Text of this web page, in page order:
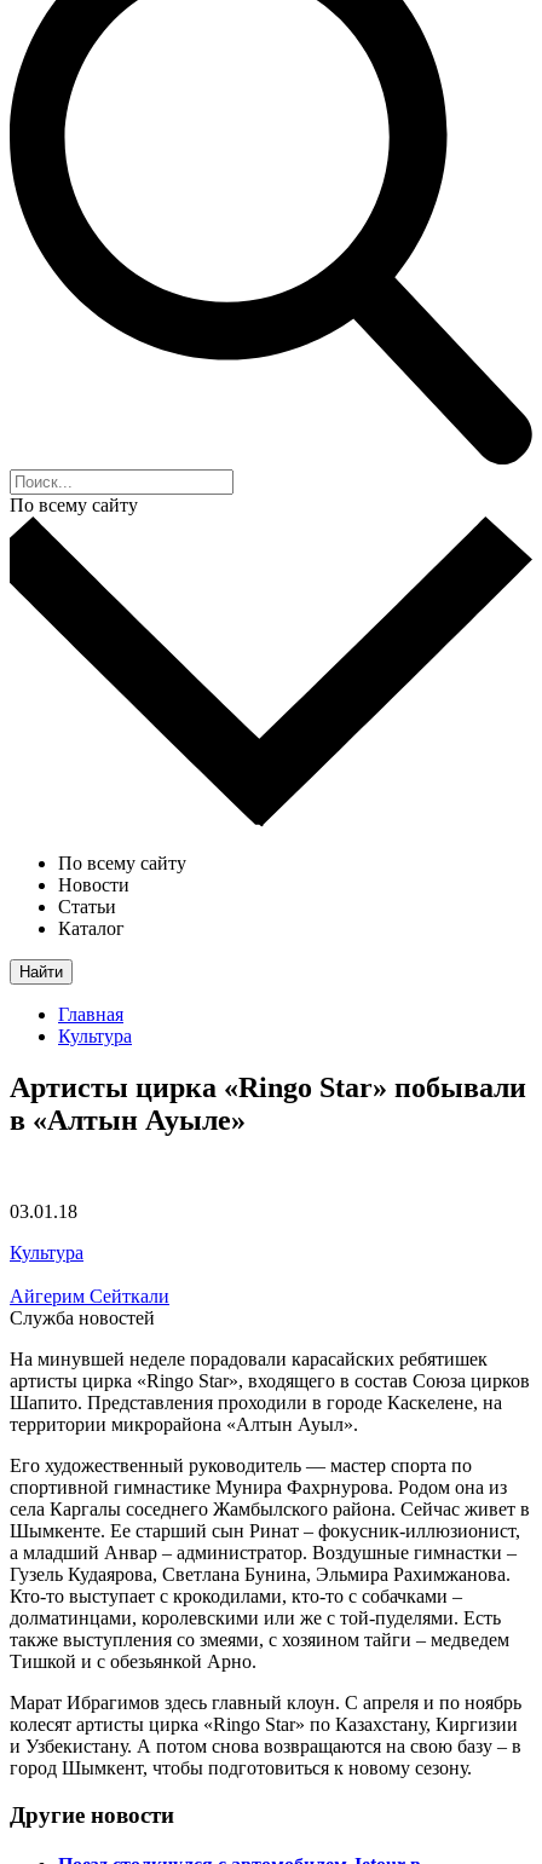
По всему сайту
По всему сайту
Новости
Статьи
Каталог
Найти
Главная
Культура
Артисты цирка «Ringo Star» побывали
в «Алтын Ауыле»
03.01.18
Культура
Айгерим Сейткали
Служба новостей
На минувшей неделе порадовали карасайских ребятишек
артисты цирка «Ringo Star», входящего в состав Союза цирков
Шапито. Представления проходили в городе Каскелене, на
территории микрорайона «Алтын Ауыл».
Его художественный руководитель — мастер спорта по
спортивной гимнастике Мунира Фахрнурова. Родом она из
села Каргалы соседнего Жамбылского района. Сейчас живет в
Шымкенте. Ее старший сын Ринат – фокусник-иллюзионист,
а младший Анвар – администратор. Воздушные гимнастки –
Гузель Кудаярова, Светлана Бунина, Эльмира Рахимжанова.
Кто-то выступает с крокодилами, кто-то с собачками –
долматинцами, королевскими или же с той-пуделями. Есть
также выступления со змеями, с хозяином тайги – медведем
Тишкой и с обезьянкой Арно.
Марат Ибрагимов здесь главный клоун. С апреля и по ноябрь
колесят артисты цирка «Ringo Star» по Казахстану, Киргизии
и Узбекистану. А потом снова возвращаются на свою базу – в
город Шымкент, чтобы подготовиться к новому сезону.
Другие новости